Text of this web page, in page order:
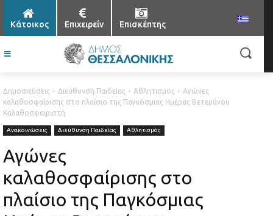
Κάτοικος Επιχειρείν Επισκέπτης
Δημοσιεύσεις Διεύθυνση Παιδείας Αθλητισμός
Αγώνες
καλαθοσφαίρισης στο πλαίσιο της Παγκόσμιας Ημέρας Βετεράνου
Καλαθοσφαιριστή
Ανακοινώσεις Διεύθυνση Παιδείας Αθλητισμός
Αγώνες
καλαθοσφαίρισης στο
πλαίσιο της Παγκόσμιας